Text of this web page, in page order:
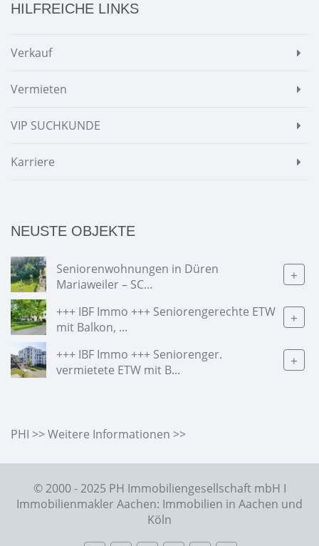
HILFREICHE LINKS
Verkauf
Vermieten
VIP SUCHKUNDE
Karriere
NEUSTE OBJEKTE
Seniorenwohnungen in Düren
Mariaweiler – SC...
+
+++ IBF Immo +++ Seniorengerechte ETW
mit Balkon, ...
+
+++ IBF Immo +++ Seniorenger.
vermietete ETW mit B...
+
PHI >> Weitere Informationen >>
© 2000 - 2025 PH Immobiliengesellschaft mbH I
Immobilienmakler Aachen: Immobilien in Aachen und
Köln